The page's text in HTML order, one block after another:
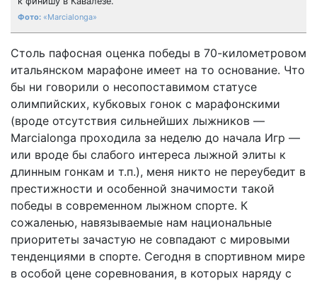
«Marcialonga»
Столь пафосная оценка победы в 70-километровом
итальянском марафоне имеет на то основание. Что
бы ни говорили о несопоставимом статусе
олимпийских, кубковых гонок с марафонскими
(вроде отсутствия сильнейших лыжников —
Marcialonga проходила за неделю до начала Игр —
или вроде бы слабого интереса лыжной элиты к
длинным гонкам и т.п.), меня никто не переубедит в
престижности и особенной значимости такой
победы в современном лыжном спорте. К
сожаленью, навязываемые нам национальные
приоритеты зачастую не совпадают с мировыми
тенденциями в спорте. Сегодня в спортивном мире
в особой цене соревнования, в которых наряду с